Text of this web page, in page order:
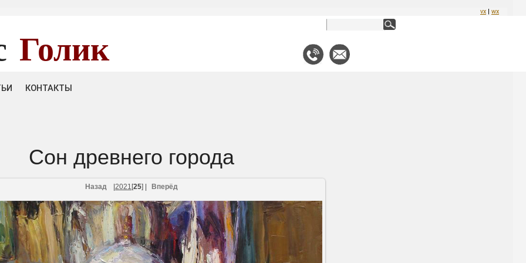
vx | wx
Голик
КОНТАКТЫ
Сон древнего города​
Назад 2021 [25] Вперёд